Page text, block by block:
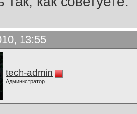
13:55
tech-admin
Администратор